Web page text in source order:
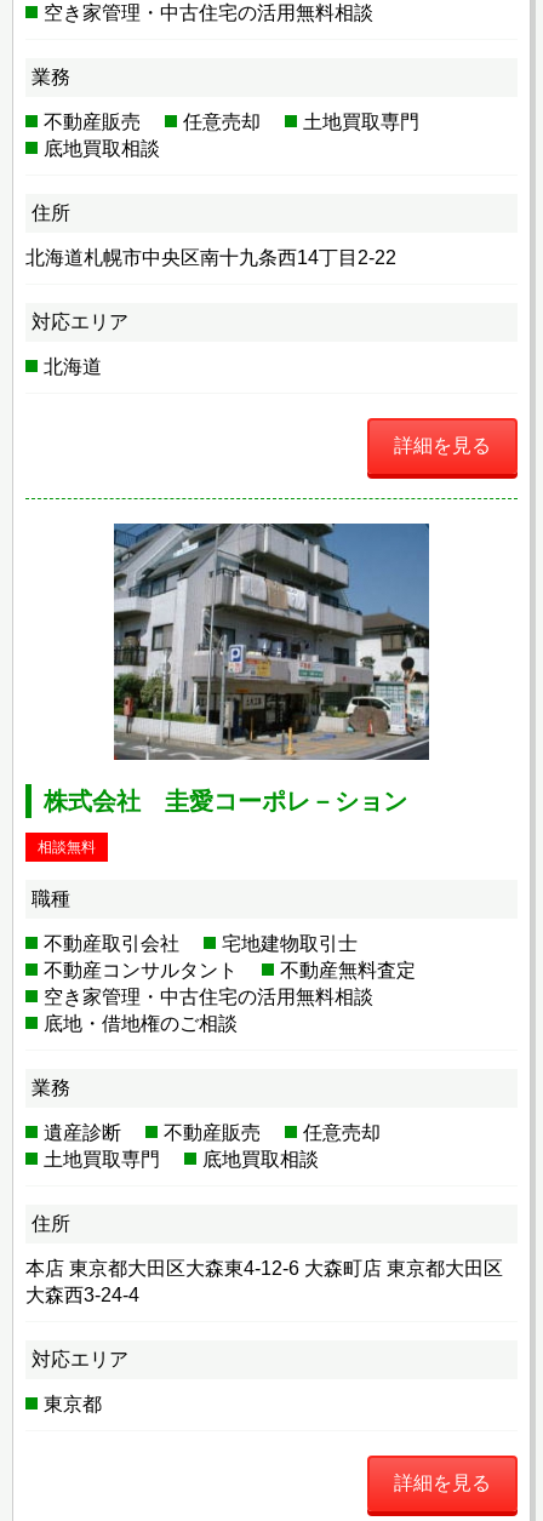
空き家管理・中古住宅の活用無料相談
業務
不動産販売 任意売却
土地買取専門
底地買取相談
住所
北海道札幌市中央区南十九条西14丁目2-22
対応エリア
北海道
詳細を見る
株式会社 圭愛コーポレ－ション
相談無料
職種
不動産取引会社
宅地建物取引士
不動産コンサルタント
不動産無料査定
空き家管理・中古住宅の活用無料相談
底地・借地権のご相談
業務
遺産診断 不動産販売
任意売却
土地買取専門
底地買取相談
住所
本店 東京都大田区大森東4-12-6 大森町店 東京都大田区
大森西3-24-4
対応エリア
東京都
詳細を見る